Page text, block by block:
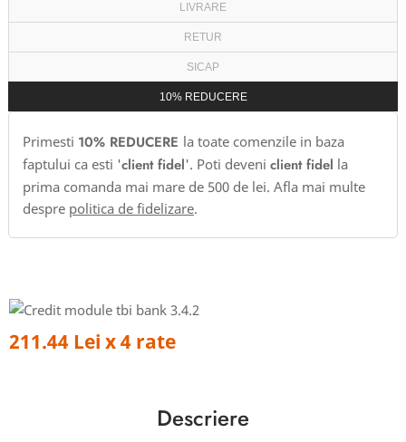
LIVRARE
RETUR
SICAP
10% REDUCERE
Primesti 10% REDUCERE la toate comenzile in baza
faptului ca esti 'client fidel'. Poti deveni client fidel la
prima comanda mai mare de 500 de lei. Afla mai multe
despre politica de fidelizare.
211.44 Lei x 4 rate
Descriere